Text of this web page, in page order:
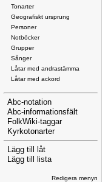
Tonarter
Geografiskt ursprung
Personer
Notböcker
Grupper
Sånger
Låtar med andrastämma
Låtar med ackord
Abc-notation
Abc-informationsfält
FolkWiki-taggar
Kyrkotonarter
Lägg till låt
Lägg till lista
Redigera menyn